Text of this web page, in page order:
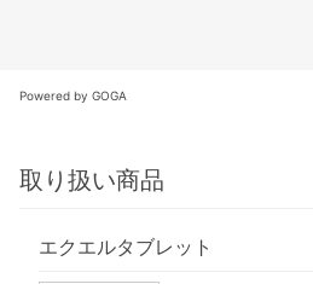
Powered by GOGA
取り扱い商品
エクエルタブレット